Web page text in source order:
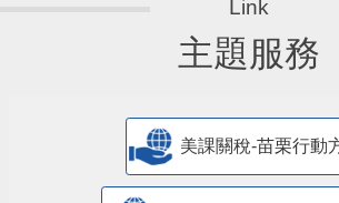
主題服務
美課關稅-苗栗行動